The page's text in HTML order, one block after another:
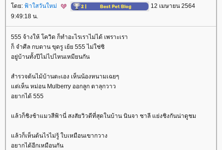
ดย: ฟ้าใสวันใหม่
12 เมษายน 2564
9:49:18 น.
555 จ้างให้ โควิด ก็ทำอะไรเราไม่ได้ เพราะเรา
ก็ จำศีล กบดาน ขุดรู เย้ย 555 ไม่ใช่ซิ
อยู่บ้านทั้งปีไม่ไปไหนเหมียนกัน
สำรวจต้นไม้บ้านตะเอง เห็นน้องหนามเฉยๆ
ต่เห็น หม่อน Mulberry ออกลูก ตาลุกวาว
อยากได้ 555
ล้วก็ชิงช้าแมวสีฟ้านี่ สงสัยวิวดีที่สุดในบ้าน นินจา ชาลี แย่งชิงกันน่าดูชม
ล้วก็เห็นต้นไรไม่รู้ ใบเหมือนเขากวาง
อยากได้อีกเหมือนกัน